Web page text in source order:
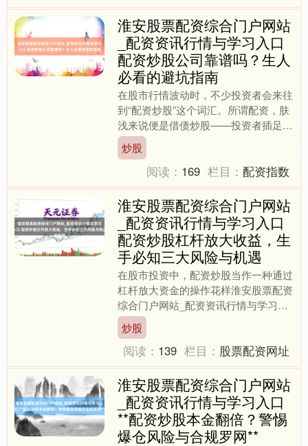
淮安股票配资综合门户网站
_配资资讯行情与学习入口
配资炒股公司靠谱吗？生人
必看的避坑指南
在股市行情波动时，不少投资者会来往
到“配资炒股”这个词汇。所谓配资，肤
浅来说便是借债炒股——投资者插足一
定本金，配资公司按比例提供荒芜资
金，放大生意限制。这种形....
炒股
阅读： 169 栏目：配资指数
淮安股票配资综合门户网站
_配资资讯行情与学习入口
配资炒股杠杆放大收益，生
手必知三大风险与机遇
在股市投资中，配资炒股当作一种通过
杠杆放大资金的操作花样淮安股票配资
综合门户网站_配资资讯行情与学习入
口，连年来眩惑了不少投资者的眼神。
关于生手而言，配资意味着....
炒股
阅读： 139 栏目： 股票配资网址
淮安股票配资综合门户网站
_配资资讯行情与学习入口
**配资炒股本金翻倍？警惕
爆仓风险与合规罗网**
上证综指 3940.04 +39.68 +1.02%